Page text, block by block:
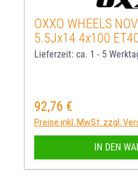
OXXO WHEELS
5.5Jx14 4x100
Lieferzeit: ca. 1 - 5
Regulärer Preis:
92,76 €
Preise inkl. MwSt. zzgl.
IN DEN